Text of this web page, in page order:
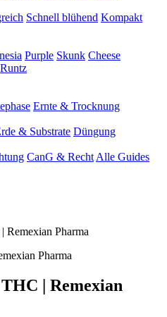
Schnell blühend Kompakt
Purple Skunk Cheese
Runtz
Ernte & Trocknung
& Substrate Düngung
CanG & Recht Alle Guides
Remexian Pharma
| Remexian